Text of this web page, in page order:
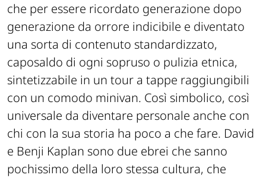
che per essere ricordato generazione dopo
generazione da orrore indicibile e diventato
una sorta di contenuto standardizzato,
caposaldo di ogni sopruso o pulizia etnica,
sintetizzabile in un tour a tappe raggiungibili
con un comodo minivan. Così simbolico, così
universale da diventare personale anche con
chi con la sua storia ha poco a che fare. David
e Benji Kaplan sono due ebrei che sanno
pochissimo della loro stessa cultura, che